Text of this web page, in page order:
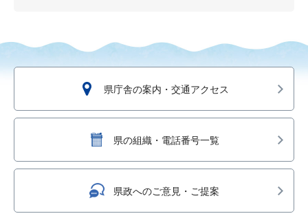
県庁舎の案内・交通アクセス
県の組織・電話番号一覧
県政へのご意見・ご提案